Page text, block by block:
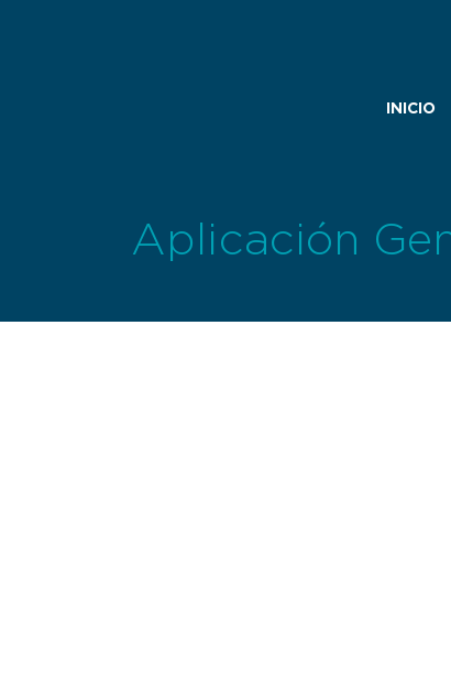
INICIO
Aplicación